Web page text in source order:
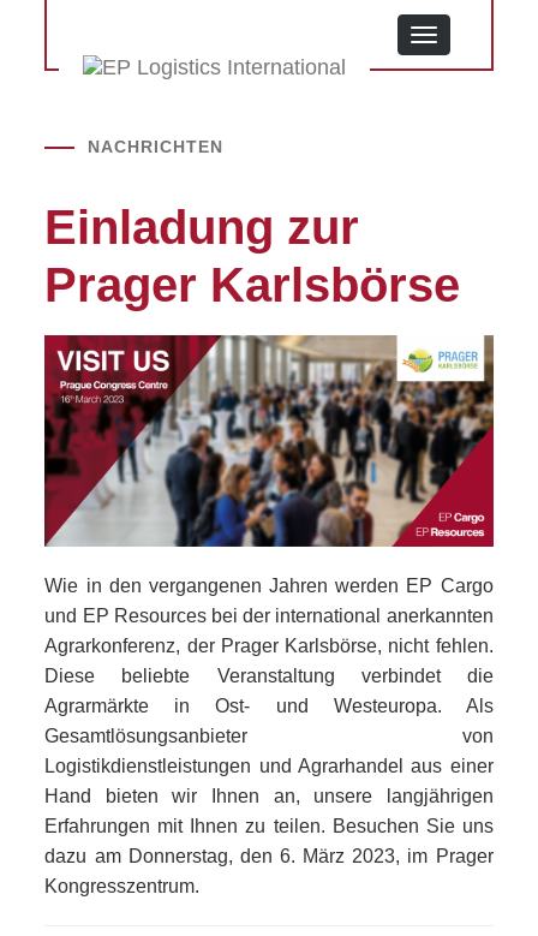
MENU
NACHRICHTEN
Einladung zur
Prager Karlsbörse
Wie in den vergangenen Jahren werden EP Cargo
und EP Resources bei der international anerkannten
Agrarkonferenz, der Prager Karlsbörse, nicht fehlen.
Diese beliebte Veranstaltung verbindet die
Agrarmärkte in Ost- und Westeuropa. Als
Gesamtlösungsanbieter von
Logistikdienstleistungen und Agrarhandel aus einer
Hand bieten wir Ihnen an, unsere langjährigen
Erfahrungen mit Ihnen zu teilen. Besuchen Sie uns
dazu am Donnerstag, den 6. März 2023, im Prager
Kongresszentrum.